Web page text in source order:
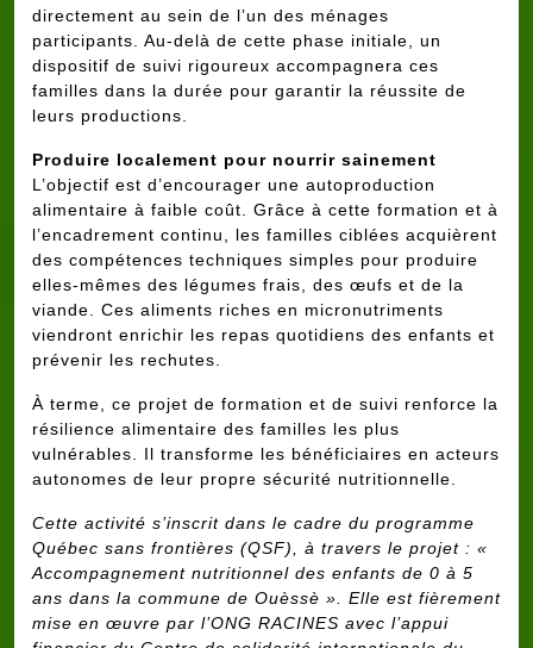
directement au sein de l’un des ménages
participants. Au-delà de cette phase initiale, un
dispositif de suivi rigoureux accompagnera ces
familles dans la durée pour garantir la réussite de
leurs productions.
Produire localement pour nourrir sainement
L’objectif est d’encourager une autoproduction
alimentaire à faible coût. Grâce à cette formation et à
l’encadrement continu, les familles ciblées acquièrent
des compétences techniques simples pour produire
elles-mêmes des légumes frais, des œufs et de la
viande. Ces aliments riches en micronutriments
viendront enrichir les repas quotidiens des enfants et
prévenir les rechutes.
À terme, ce projet de formation et de suivi renforce la
résilience alimentaire des familles les plus
vulnérables. Il transforme les bénéficiaires en acteurs
autonomes de leur propre sécurité nutritionnelle.
Cette activité s’inscrit dans le cadre du programme
Québec sans frontières (QSF), à travers le projet : «
Accompagnement nutritionnel des enfants de 0 à 5
ans dans la commune de Ouèssè ». Elle est fièrement
mise en œuvre par l’ONG RACINES avec l’appui